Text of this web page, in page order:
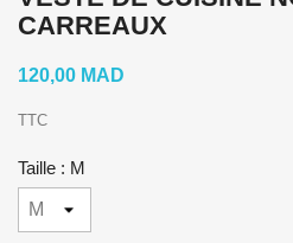
CARREAUX
120,00 MAD
TTC
Taille : M